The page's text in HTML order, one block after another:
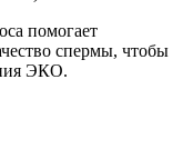
помогает
спермы, чтобы
ЭКО.